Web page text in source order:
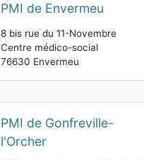
PMI de Envermeu
8 bis rue du 11-Novembre
Centre médico-social
76630 Envermeu
PMI de Gonfreville-
l'Orcher